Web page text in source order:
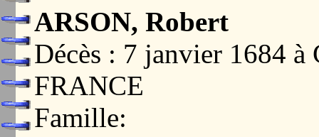
ARSON, Robert
Décès : 7 janvier 1684
FRANCE
Famille: